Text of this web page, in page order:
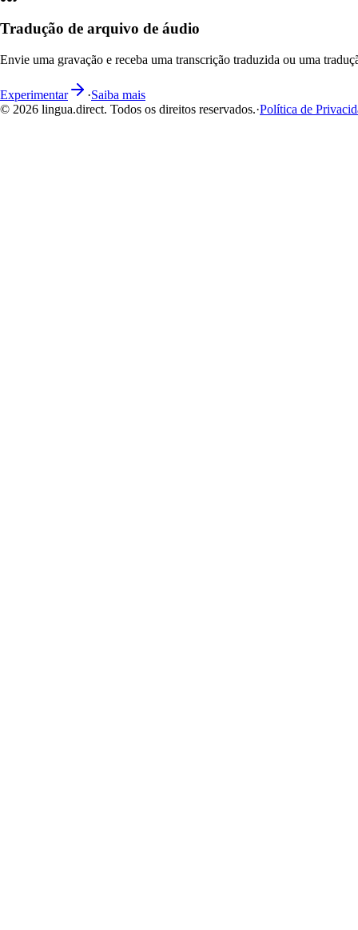
Tradução de arquivo de áudio
Envie uma gravação e receba uma transcrição traduzida ou uma
Experimentar ·Saiba mais
© 2026 lingua.direct. Todos os direitos reservados.·Política de